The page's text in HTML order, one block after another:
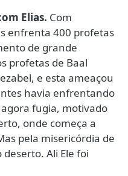
Elias. Com
enfrenta 400 profetas
de grande
profetas de Baal
e esta ameaçou
havia enfrentando
fugia, motivado
onde começa a
pela misericórdia de
Ali Ele foi